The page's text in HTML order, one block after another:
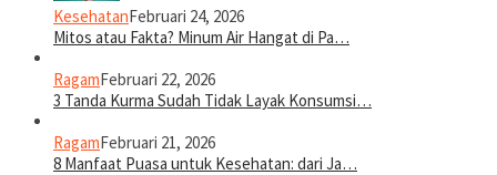
KesehatanFebruari 24, 2026
Mitos atau Fakta? Minum Air Hangat di Pa…
RagamFebruari 22, 2026
3 Tanda Kurma Sudah Tidak Layak Konsumsi…
RagamFebruari 21, 2026
8 Manfaat Puasa untuk Kesehatan: dari Ja…